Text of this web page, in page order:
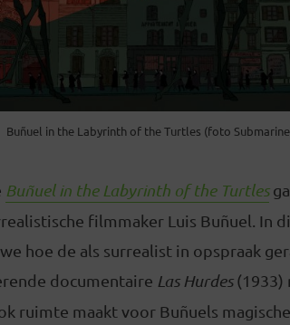
Buñuel in the Labyrinth of the Turtles (foto
Buñuel in the Labyrinth of the Turtles
filmmaker Luis Buñuel. In
hoe de als surrealist in opspraak
documentaire Las Hurdes(1933)
ruimte maakt voor Buñuels